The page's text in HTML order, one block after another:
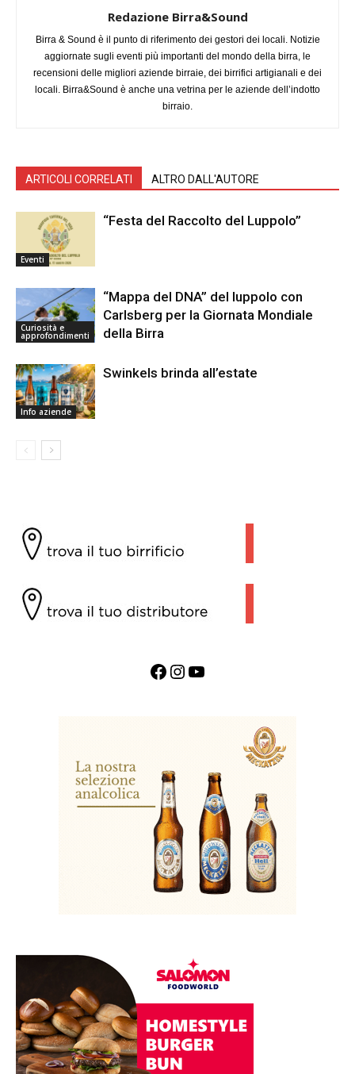
Redazione Birra&Sound
Birra & Sound è il punto di riferimento dei gestori dei locali. Notizie
aggiornate sugli eventi più importanti del mondo della birra, le
recensioni delle migliori aziende birraie, dei birrifici artigianali e dei
locali. Birra&Sound è anche una vetrina per le aziende dell’indotto
birraio.
ARTICOLI CORRELATI ALTRO DALL'AUTORE
Eventi
“Festa del Raccolto del Luppolo”
Curiosità e
approfondimenti
“Mappa del DNA” del luppolo con
Carlsberg per la Giornata Mondiale
della Birra
Info aziende
Swinkels brinda all’estate
Facebook InstagramYouTube